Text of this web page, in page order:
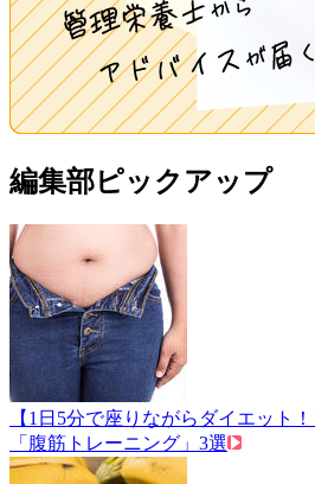
編集部ピックアップ
【1日5分で座りながらダイエット
「腹筋トレーニング」3選